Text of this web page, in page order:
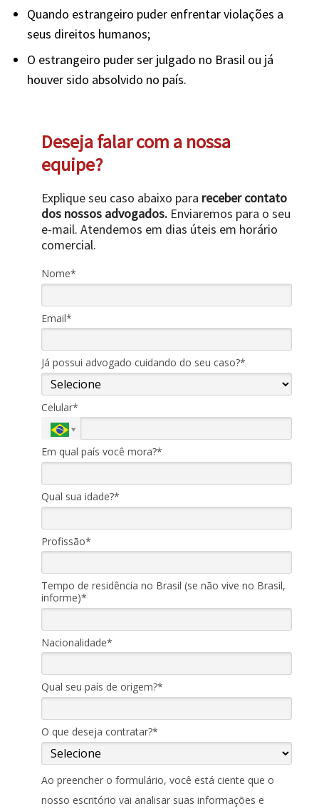
Quando estrangeiro puder enfrentar violações a
seus direitos humanos;
O estrangeiro puder ser julgado no Brasil ou já
houver sido absolvido no país.
Deseja falar com a nossa
equipe?
Explique seu caso abaixo para receber contato
dos nossos advogados. Enviaremos para o seu
e-mail. Atendemos em dias úteis em horário
comercial.
Nome*
Email*
Já possui advogado cuidando do seu caso?*
Celular*
Em qual país você mora?*
Qual sua idade?*
Profissão*
Tempo de residência no Brasil (se não vive no Brasil,
informe)*
Nacionalidade*
Qual seu país de origem?*
O que deseja contratar?*
Ao preencher o formulário, você está ciente que o
nosso escritório vai analisar suas informações e